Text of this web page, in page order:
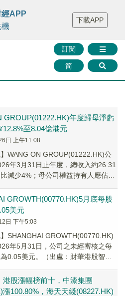
FINMETA 財華證券 媒體矩陣
智庫沙龍
聯絡我們
訂閱
简
經APP
下載APP
GROUP(01222.HK)年度歸母淨虧
12.8%至8.04億港元
日 上午11:08
】WANG ON GROUP(01222.HK)公
年3月31日止年度，總收入約26.31
減少4%；母公司權益持有人應佔虧
GROWTH(00770.HK)5月底每股
美元
日 下午5:03
】SHANGHAI GROWTH(00770.HK)
年5月31日，公司之未經審核之每
0.05美元。（出處：財華港股智能
港股漲幅榜前十，中漆集團
漲100.80%，海天天綫(08227.HK)